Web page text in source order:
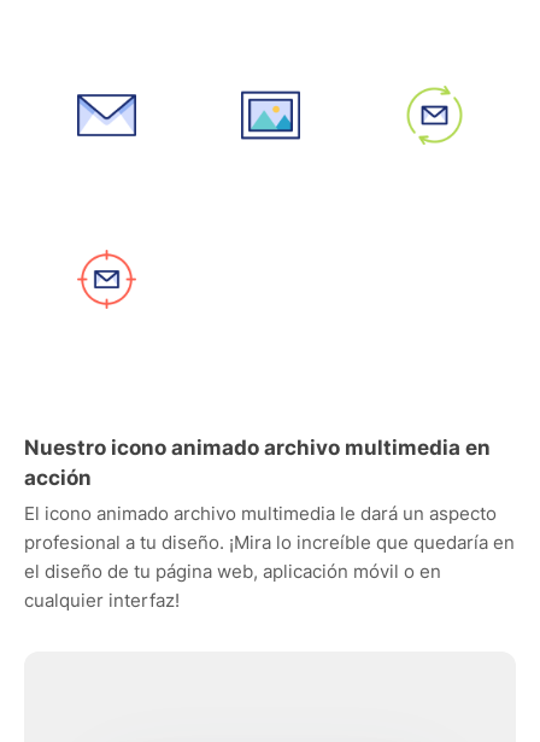
Nuestro icono animado archivo multimedia en
acción
El icono animado archivo multimedia le dará un aspecto
profesional a tu diseño. ¡Mira lo increíble que quedaría en
el diseño de tu página web, aplicación móvil o en
cualquier interfaz!